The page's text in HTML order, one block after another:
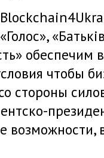
обеспечим
чтобы
стороны
возможности,